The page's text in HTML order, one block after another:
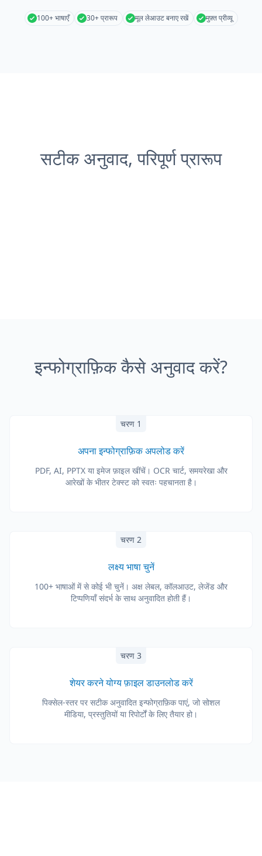
100+ भाषाएँ 30+ प्रारूप मूल लेआउट बनाए रखें मुफ़्त प्रीव्यू
सटीक अनुवाद, परिपूर्ण प्रारूप
इन्फोग्राफ़िक कैसे अनुवाद करें?
चरण 1
अपना इन्फोग्राफ़िक अपलोड करें
PDF, AI, PPTX या इमेज फ़ाइल खींचें। OCR चार्ट, समयरेखा और
आरेखों के भीतर टेक्स्ट को स्वतः पहचानता है।
चरण 2
लक्ष्य भाषा चुनें
100+ भाषाओं में से कोई भी चुनें। अक्ष लेबल, कॉलआउट, लेजेंड और
टिप्पणियाँ संदर्भ के साथ अनुवादित होती हैं।
चरण 3
शेयर करने योग्य फ़ाइल डाउनलोड करें
पिक्सेल-स्तर पर सटीक अनुवादित इन्फोग्राफ़िक पाएं, जो सोशल
मीडिया, प्रस्तुतियों या रिपोर्टों के लिए तैयार हो।